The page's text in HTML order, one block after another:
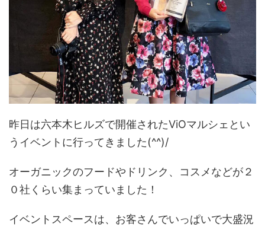
昨日は六本木ヒルズで開催されたViOマルシェとい
うイベントに行ってきました(^^)/
オーガニックのフードやドリンク、コスメなどが２
０社くらい集まっていました！
イベントスペースは、お客さんでいっぱいで大盛況